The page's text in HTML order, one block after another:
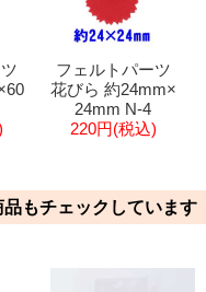
フェルトパーツ
花びら 約24mm×
24mm N-4
220円(税込)
もチェックしています